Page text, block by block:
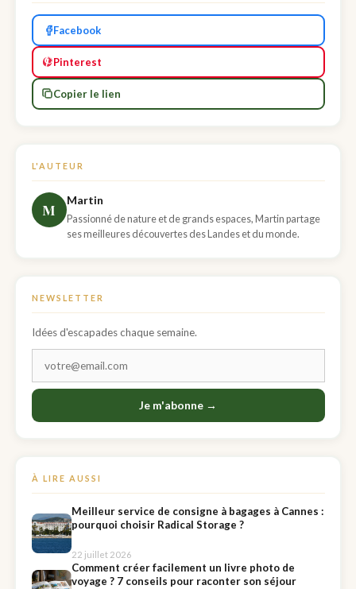
Facebook
Pinterest
Copier le lien
L'AUTEUR
M
Martin
Passionné de nature et de grands espaces, Martin partage
ses meilleures découvertes des Landes et du monde.
NEWSLETTER
Idées d'escapades chaque semaine.
Je m'abonne →
À LIRE AUSSI
Meilleur service de consigne à bagages à Cannes :
pourquoi choisir Radical Storage ?
22 juillet 2026
Comment créer facilement un livre photo de
voyage ? 7 conseils pour raconter son séjour